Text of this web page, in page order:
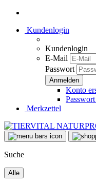
Kundenlogin
Kundenlogin
E-Mail
Passwort
Konto
Merkzettel
Suche
Alle